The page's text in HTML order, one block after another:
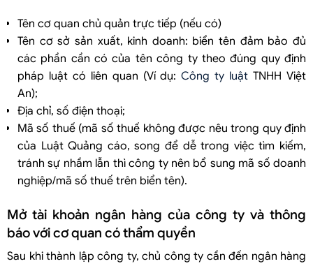
Tên cơ quan chủ quản trực tiếp (nếu có)
Tên cơ sở sản xuất, kinh doanh: biển tên đảm bảo đủ
các phần cần có của tên công ty theo đúng quy định
pháp luật có liên quan (Ví dụ:Công ty luật TNHH Việt
An);
Địa chỉ, số điện thoại;
Mã số thuế (mã số thuế không được nêu trong quy định
của Luật Quảng cáo, song để dễ trong việc tìm kiếm,
tránh sự nhầm lẫn thì công ty nên bổ sung mã số doanh
nghiệp/mã số thuế trên biển tên).
Mở tài khoản ngân hàng của công ty và thông
báo với cơ quan có thẩm quyền
Sau khi thành lập công ty, chủ công ty cần đến ngân hàng